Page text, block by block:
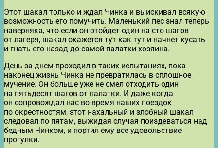
Этот шакал только и ждал Чинка и выискивал всякую
возможность его помучить. Маленький пес знал теперь
наверняка, что если он отойдет один на сто шагов
от лагеря, шакал окажется тут как тут и начнет кусать
и гнать его назад до самой палатки хозяина.
День за днем проходил в таких испытаниях, пока
наконец жизнь Чинка не превратилась в сплошное
мучение. Он больше уже не смел отходить один
на пятьдесят шагов от палатки. И даже когда
он сопровождал нас во время наших поездок
по окрестностям, этот нахальный и злобный шакал
следовал по пятам, выжидая случая поиздеваться над
бедным Чинком, и портил ему все удовольствие
прогулки.